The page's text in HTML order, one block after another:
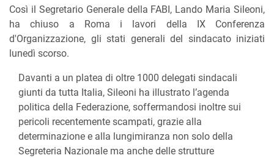
Così il Segretario Generale della FABI, Lando Maria Sileoni,
ha chiuso a Roma i lavori della IX Conferenza
d'Organizzazione, gli stati generali del sindacato iniziati
lunedì scorso.
Davanti a un platea di oltre 1000 delegati sindacali
giunti da tutta Italia, Sileoni ha illustrato l’agenda
politica della Federazione, soffermandosi inoltre sui
pericoli recentemente scampati, grazie alla
determinazione e alla lungimiranza non solo della
Segreteria Nazionale ma anche delle strutture